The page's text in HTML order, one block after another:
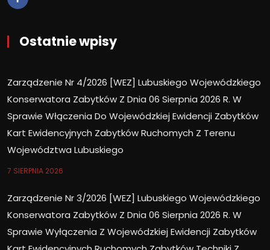
Ostatnie wpisy
Zarządzenie Nr 4/2026 [WEZ] Lubuskiego Wojewódzkiego
Konserwatora Zabytków Z Dnia 06 Sierpnia 2026 R. W
Sprawie Włączenia Do Wojewódzkiej Ewidencji Zabytków
Kart Ewidencyjnych Zabytków Ruchomych Z Terenu
Województwa Lubuskiego
7 SIERPNIA 2026
Zarządzenie Nr 3/2026 [WEZ] Lubuskiego Wojewódzkiego
Konserwatora Zabytków Z Dnia 06 Sierpnia 2026 R. W
Sprawie Wyłączenia Z Wojewódzkiej Ewidencji Zabytków